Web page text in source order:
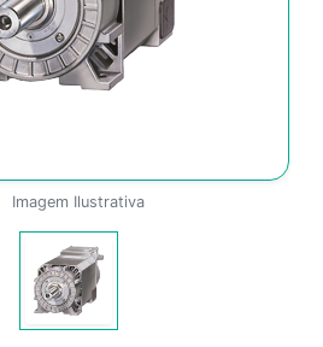
Imagem Ilustrativa